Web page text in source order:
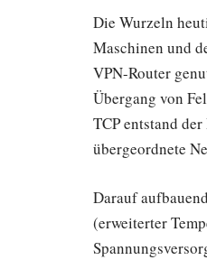
Die Wurzeln
Maschinen und
VPN-Router
Übergang von
TCP entstand
übergeordnete
Darauf
(erweiterter